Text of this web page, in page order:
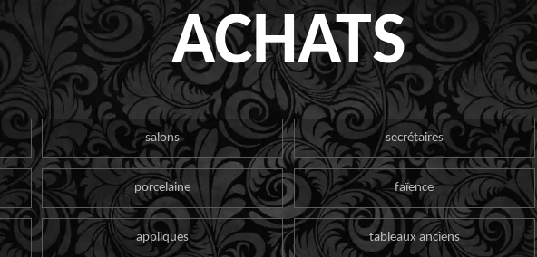
ACHATS
salons secrétaires
porcelaine faïence
appliques tableaux anciens